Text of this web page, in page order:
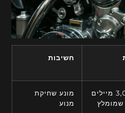
חשיבות
כל 3,000 מיילים
שמומלץ
מונע שחיקת
מנוע